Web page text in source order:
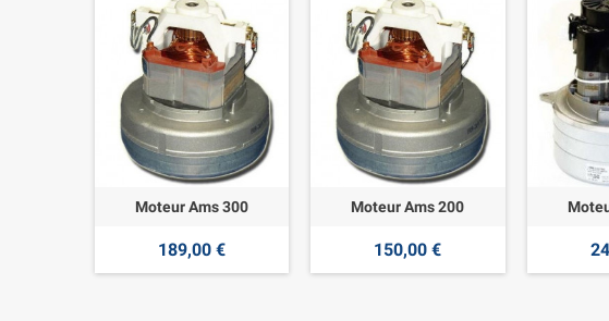
Moteur Ams 300
189,00 €
Moteur Ams 200
150,00 €